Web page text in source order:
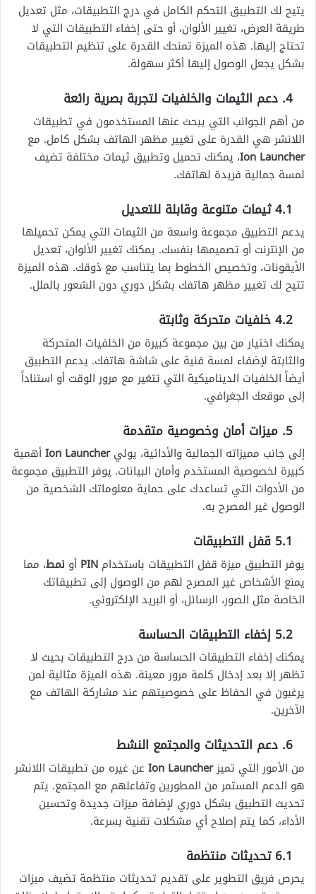
يتيح لك التطبيق التحكم الكامل في درج التطبيقات، مثل تعديل
طريقة العرض، تغيير الألوان، أو حتى إخفاء التطبيقات التي لا
تحتاج إليها. هذه الميزة تمنحك القدرة على تنظيم التطبيقات
بشكل يجعل الوصول إليها أكثر سهولة.
4. دعم الثيمات والخلفيات لتجربة بصرية رائعة
من أهم الجوانب التي يبحث عنها المستخدمون في تطبيقات
اللانشر هي القدرة على تغيير مظهر الهاتف بشكل كامل. مع
Ion Launcher، يمكنك تحميل وتطبيق ثيمات مختلفة تضيف
لمسة جمالية فريدة لهاتفك.
4.1 ثيمات متنوعة وقابلة للتعديل
يدعم التطبيق مجموعة واسعة من الثيمات التي يمكن تحميلها
من الإنترنت أو تصميمها بنفسك. يمكنك تغيير الألوان، تعديل
الأيقونات، وتخصيص الخطوط بما يتناسب مع ذوقك. هذه الميزة
تتيح لك تغيير مظهر هاتفك بشكل دوري دون الشعور بالملل.
4.2 خلفيات متحركة وثابتة
يمكنك اختيار من بين مجموعة كبيرة من الخلفيات المتحركة
والثابتة لإضفاء لمسة فنية على شاشة هاتفك. يدعم التطبيق
أيضاً الخلفيات الديناميكية التي تتغير مع مرور الوقت أو استناداً
إلى موقعك الجغرافي.
5. ميزات أمان وخصوصية متقدمة
إلى جانب مميزاته الجمالية والأدائية، يوليIon Launcherأهمية
كبيرة لخصوصية المستخدم وأمان البيانات. يوفر التطبيق مجموعة
من الأدوات التي تساعدك على حماية معلوماتك الشخصية من
الوصول غير المصرح به.
5.1 قفل التطبيقات
يوفر التطبيق ميزة قفل التطبيقات باستخدام PIN أو نمط، مما
يمنع الأشخاص غير المصرح لهم من الوصول إلى تطبيقاتك
الخاصة مثل الصور، الرسائل، أو البريد الإلكتروني.
5.2 إخفاء التطبيقات الحساسة
يمكنك إخفاء التطبيقات الحساسة من درج التطبيقات بحيث لا
تظهر إلا بعد إدخال كلمة مرور معينة. هذه الميزة مثالية لمن
يرغبون في الحفاظ على خصوصيتهم عند مشاركة الهاتف مع
الآخرين.
6. دعم التحديثات والمجتمع النشط
من الأمور التي تميزIon Launcher عن غيره من تطبيقات اللانشر
هو الدعم المستمر من المطورين وتفاعلهم مع المجتمع. يتم
تحديث التطبيق بشكل دوري لإضافة ميزات جديدة وتحسين
الأداء، كما يتم إصلاح أي مشكلات تقنية بسرعة.
6.1 تحديثات منتظمة
يحرص فريق التطوير على تقديم تحديثات منتظمة تضيف ميزات